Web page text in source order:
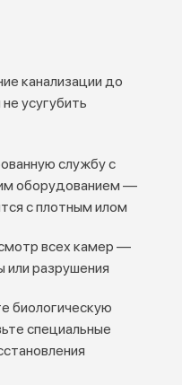
канализации до
усугубить
службу с
оборудованием —
с плотным илом
всех камер —
разрушения
биологическую
специальные